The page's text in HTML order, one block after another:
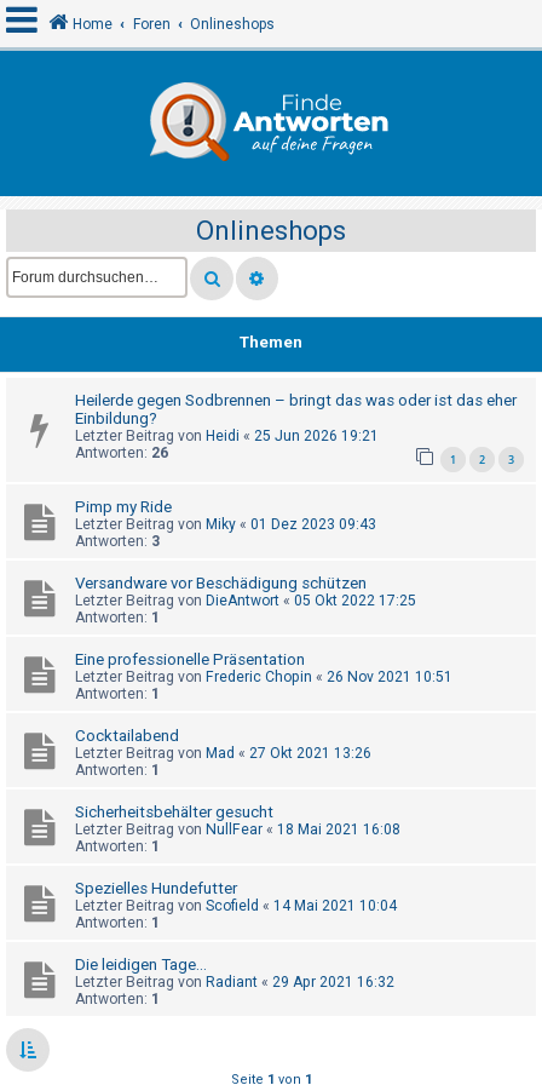
e
l
d
e
R
e
i
r
i
e
n
U
n
e
a
n
o
r
Home Foren Onlineshops
Onlineshops
Themen
Heilerde gegen Sodbrennen – bringt das was oder ist das eher
Einbildung?
Letzter Beitrag von Heidi « 25 Jun 2026 19:21
Antworten: 26 1 2 3
Pimp my Ride
Letzter Beitrag von Miky « 01 Dez 2023 09:43
Antworten: 3
Versandware vor Beschädigung schützen
Letzter Beitrag von DieAntwort « 05 Okt 2022 17:25
Antworten: 1
Eine professionelle Präsentation
Letzter Beitrag von Frederic Chopin « 26 Nov 2021 10:51
Antworten: 1
Cocktailabend
Letzter Beitrag von Mad « 27 Okt 2021 13:26
Antworten: 1
Sicherheitsbehälter gesucht
Letzter Beitrag von NullFear « 18 Mai 2021 16:08
Antworten: 1
Spezielles Hundefutter
Letzter Beitrag von Scofield « 14 Mai 2021 10:04
Antworten: 1
Die leidigen Tage...
Letzter Beitrag von Radiant « 29 Apr 2021 16:32
Antworten: 1
Seite 1 von 1